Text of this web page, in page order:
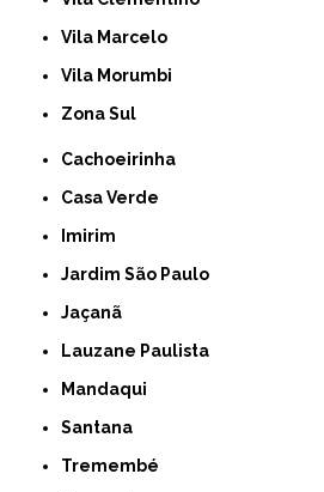
Vila Marcelo
Vila Morumbi
Zona Sul
Cachoeirinha
Casa Verde
Imirim
Jardim São Paulo
Jaçanã
Lauzane Paulista
Mandaqui
Santana
Tremembé